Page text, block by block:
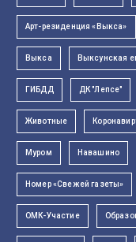
Арт-резиденция «Выкса»
Выкса Выксунская
ГИБДД ДК "Лепсе"
Животные
Муром Навашино
Номер «Свежей газеты»
ОМК-Участие